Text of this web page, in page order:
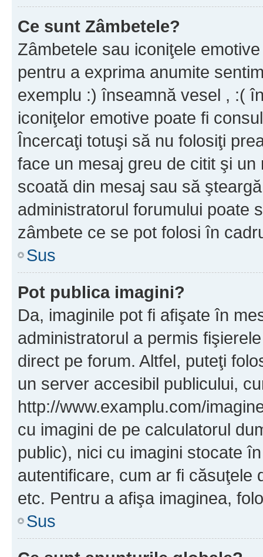
Ce sunt Zâmbetele?
Zâmbetele sau iconiţele
pentru a exprima anumite
exemplu :) înseamnă vesel , :(
iconiţelor emotive poate fi
Încercaţi totuşi să nu folosiţi
face un mesaj greu de citit şi
scoată din mesaj sau să
administratorul forumului poate
zâmbete ce se pot folosi în
Sus
Pot publica imagini?
Da, imaginile pot fi afişate în
administratorul a permis
direct pe forum. Altfel, puteţi
un server accesibil publicului,
http://www.examplu.com/
cu imagini de pe calculatorul
public), nici cu imagini stocate
autentificare, cum ar fi căsuţele
etc. Pentru a afişa imaginea,
Sus